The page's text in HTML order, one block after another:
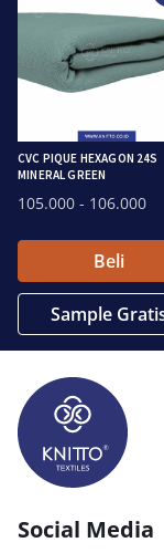
CVC PIQUE HEXAGON 24S
MINERAL GREEN
105.000 - 106.000
Beli
Sample
Social Media